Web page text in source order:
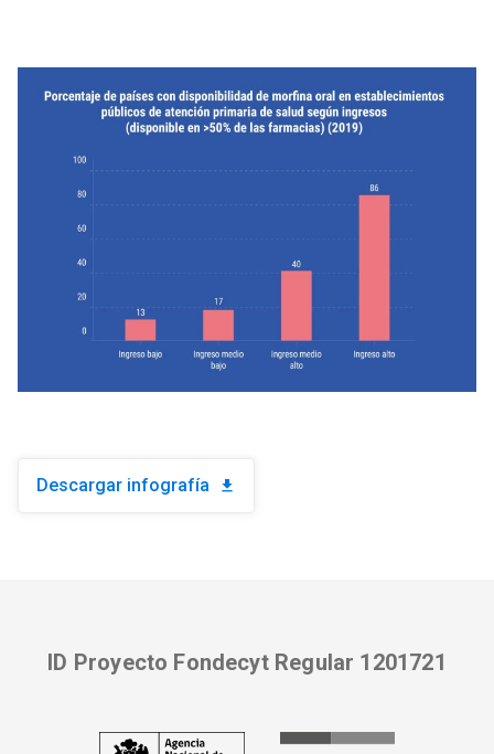
Descargar infografía download
ID Proyecto Fondecyt Regular 1201721